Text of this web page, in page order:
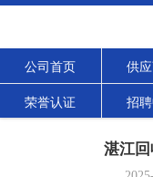
公司首页 供
荣誉认证 招
湛江